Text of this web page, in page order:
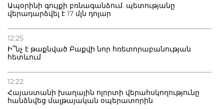
Ապօրինի գույքի բռնագանձում. պետությանը
վերադարձվել է 17 մլն դոլար
12:25
Ի՞նչ է թաքնված Բաքվի նոր հռետորաբանության
հետևում
12:22
Հայաստանի խաղային ոլորտի վերահսկողությունը
հանձնվեց մալթայական օպերատորին